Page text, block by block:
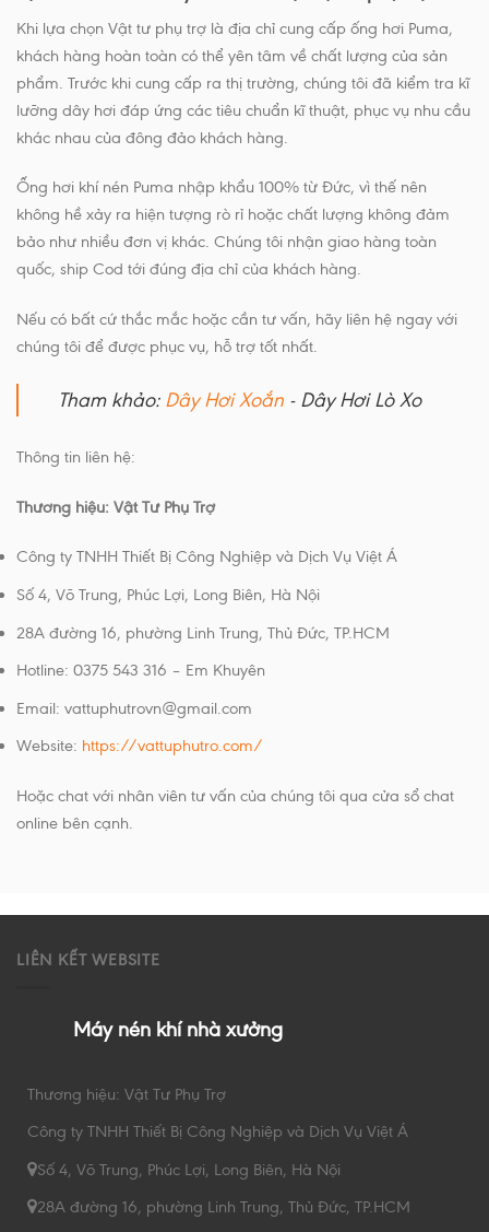
Khi lựa chọn Vật tư phụ trợ là địa chỉ cung cấp ống hơi Puma,
khách hàng hoàn toàn có thể yên tâm về chất lượng của sản
phẩm. Trước khi cung cấp ra thị trường, chúng tôi đã kiểm tra kĩ
lưỡng dây hơi đáp ứng các tiêu chuẩn kĩ thuật, phục vụ nhu cầu
khác nhau của đông đảo khách hàng.
Ống hơi khí nén Puma nhập khẩu 100% từ Đức, vì thế nên
không hề xảy ra hiện tượng rò rỉ hoặc chất lượng không đảm
bảo như nhiều đơn vị khác. Chúng tôi nhận giao hàng toàn
quốc, ship Cod tới đúng địa chỉ của khách hàng.
Nếu có bất cứ thắc mắc hoặc cần tư vấn, hãy liên hệ ngay với
chúng tôi để được phục vụ, hỗ trợ tốt nhất.
Tham khảo: Dây Hơi Xoắn - Dây Hơi Lò Xo
Thông tin liên hệ:
Thương hiệu: Vật Tư Phụ Trợ
Công ty TNHH Thiết Bị Công Nghiệp và Dịch Vụ Việt Á
Số 4, Võ Trung, Phúc Lợi, Long Biên, Hà Nội
​28A đường 16, phường Linh Trung, Thủ Đức, TP.HCM
Hotline: 0375 543 316 – Em Khuyên
Email: vattuphutrovn@gmail.com
Website: https://vattuphutro.com/
Hoặc chat với nhân viên tư vấn của chúng tôi qua cửa sổ chat
online bên cạnh.
LIÊN KẾT WEBSITE
Máy nén khí nhà xưởng
Thương hiệu: Vật Tư Phụ Trợ
Công ty TNHH Thiết Bị Công Nghiệp và Dịch Vụ Việt Á
Số 4, Võ Trung, Phúc Lợi, Long Biên, Hà Nội
28A đường 16, phường Linh Trung, Thủ Đức, TP.HCM